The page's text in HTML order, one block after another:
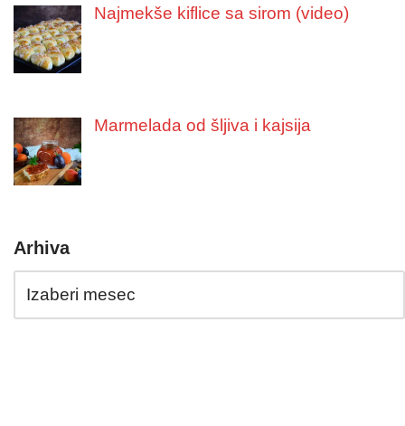
Najmekše kiflice sa sirom (video)
Marmelada od šljiva i kajsija
Arhiva